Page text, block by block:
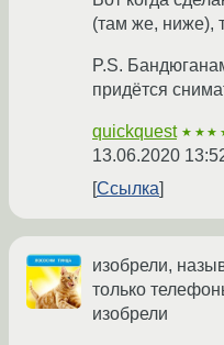
(там же, ниже),
P.S.
придётся
quickquest
13.06.2020
Ссылка
изобрели,
только
изобрели